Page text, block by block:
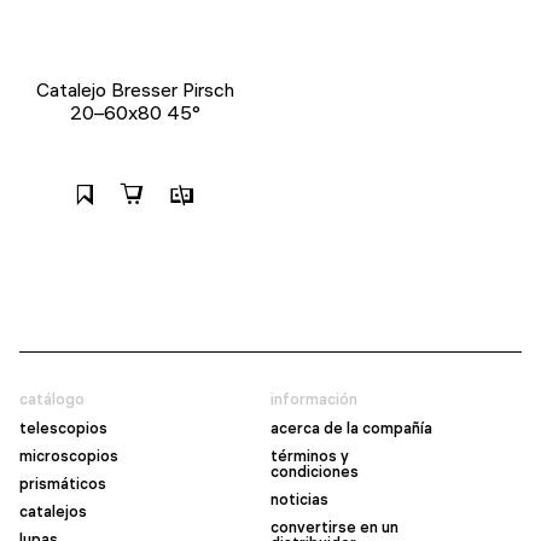
Catalejo Bresser Pirsch
20–60x80 45°
catálogo
telescopios
microscopios
prismáticos
catalejos
información
acerca de la compañía
términos y
condiciones
noticias
convertirse en un